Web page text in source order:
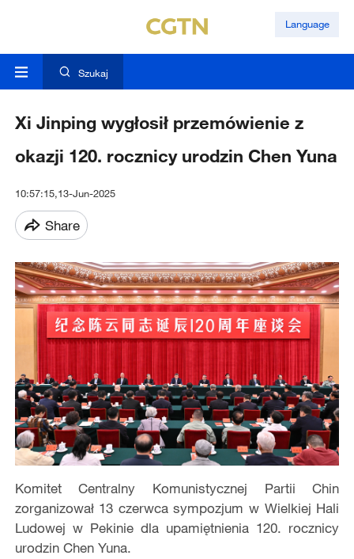
Language
Szukaj
Xi Jinping wygłosił przemówienie z
okazji 120. rocznicy urodzin Chen Yuna
10:57:15,13-Jun-2025
Share
Komitet Centralny Komunistycznej Partii Chin
zorganizował 13 czerwca sympozjum w Wielkiej Hali
Ludowej w Pekinie dla upamiętnienia 120. rocznicy
urodzin Chen Yuna.